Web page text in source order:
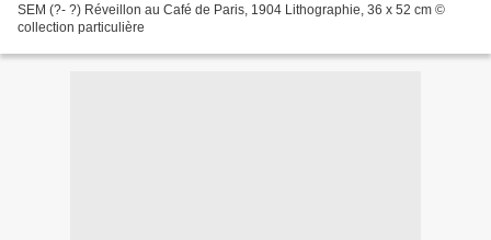
SEM (?- ?) Réveillon au Café de Paris, 1904 Lithographie, 36 x 52 cm ©
collection particulière